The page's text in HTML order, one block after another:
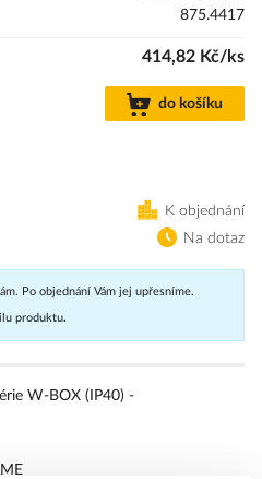
875.4417
414,82 Kč/ks
do košíku
K objednání
Na dotaz
Po objednání Vám jej upřesníme.
produktu.
W-BOX (IP40) -